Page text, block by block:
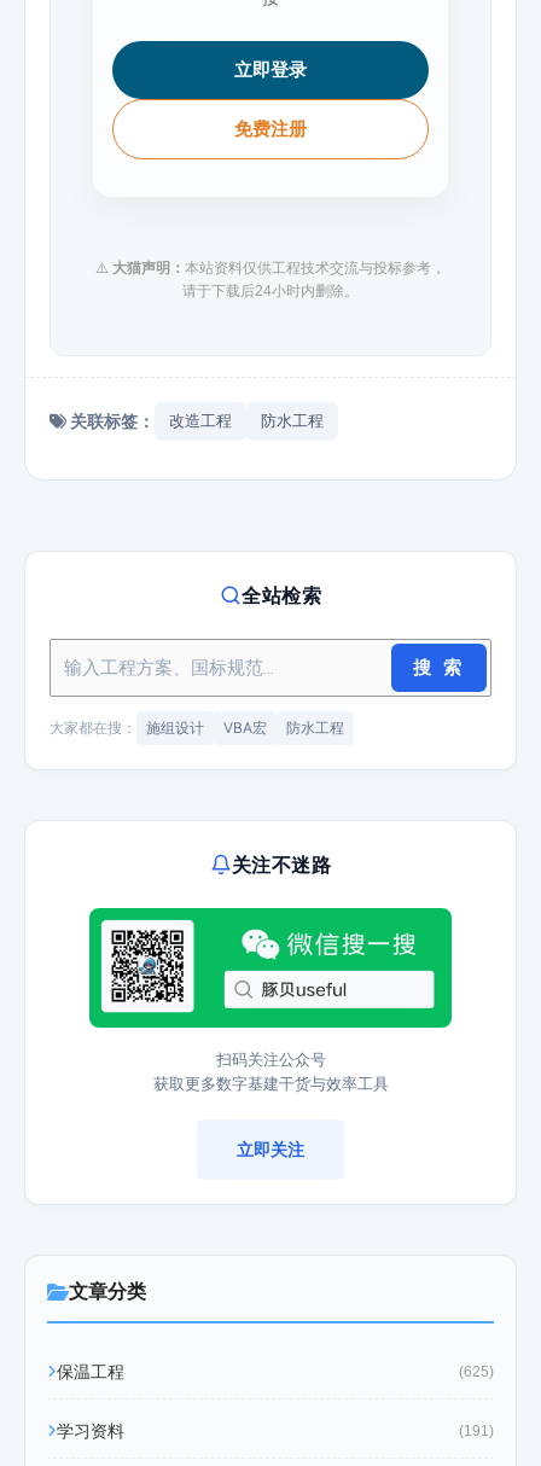
立即登录
免费注册
⚠️ 大猫声明： 本站资料仅供工程技术交流与投标参考，
请于下载后24小时内删除。
关联标签： 改造工程 防水工程
全站检索
搜 索
大家都在搜： 施组设计 VBA宏 防水工程
关注不迷路
扫码关注公众号
获取更多数字基建干货与效率工具
立即关注
文章分类
保温工程 (625)
学习资料 (191)